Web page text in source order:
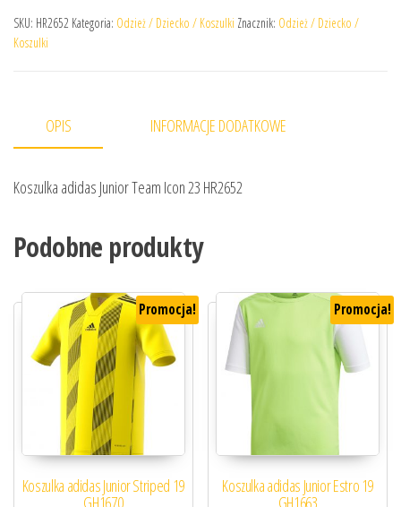
SKU: HR2652 Kategoria: Odzież / Dziecko / Koszulki Znacznik: Odzież / Dziecko /
Koszulki
OPIS INFORMACJE DODATKOWE
Koszulka adidas Junior Team Icon 23 HR2652
Podobne produkty
Promocja!
Koszulka adidas Junior Striped 19
GH1670
Promocja!
Koszulka adidas Junior Estro 19
GH1663